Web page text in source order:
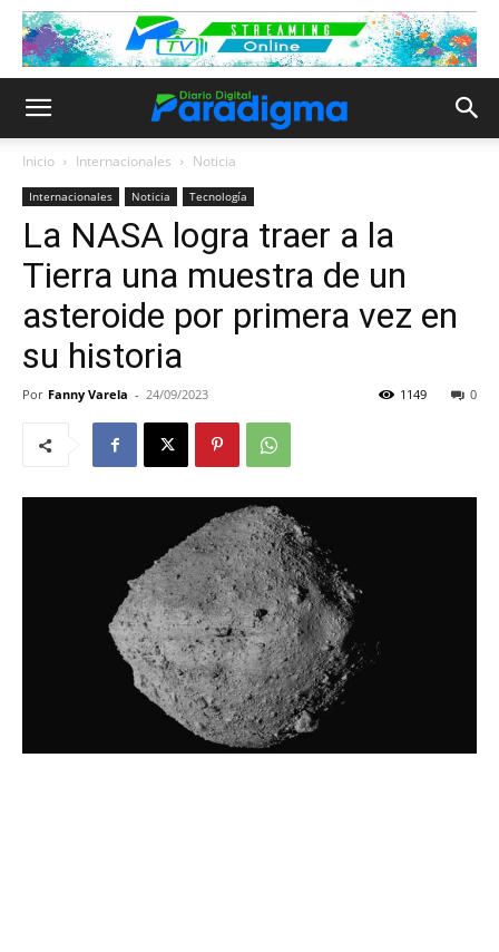
Inicio Internacionales Noticia
Internacionales Noticia Tecnología
La NASA logra traer a la
Tierra una muestra de un
asteroide por primera vez en
su historia
Por Fanny Varela - 24/09/2023 0
1149